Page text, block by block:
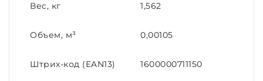
Вес, кг 1,562
Объем, м³ 0,00105
Штрих-код (EAN13) 1600000711150